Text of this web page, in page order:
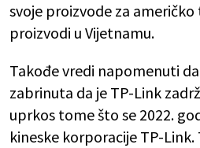
svoje proizvode za
proizvodi u Vijetnamu.
Takođe vredi napomenuti
zabrinuta da je TP-Link
uprkos tome što se 2022.
kineske korporacije TP-